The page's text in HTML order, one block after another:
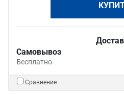
Самовывоз
Бесплатно.
Сравнение